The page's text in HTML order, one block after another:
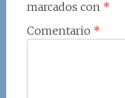
marcados con *
Comentario *